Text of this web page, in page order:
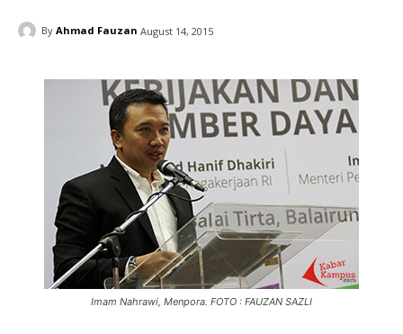
By Ahmad Fauzan August 14, 2015
Imam Nahrawi, Menpora. FOTO : FAUZAN SAZLI